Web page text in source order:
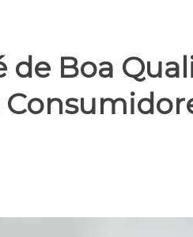
de Boa